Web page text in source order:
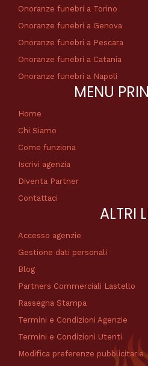
Onoranze funebri a Torino
Onoranze funebri a Genova
Onoranze funebri a Pescara
Onoranze funebri a Catania
Onoranze funebri a Napoli
MENU
Home
Chi Siamo
Come funziona
Iscrivi agenzia
Diventa Partner
Contattaci
ALTRI
Accesso agenzie
Gestione dati personali
Blog
Partners Commerciali Lastello
Rassegna Stampa
Termini e Condizioni Agenzie
Termini e Condizioni Utenti
Modifica preferenze pubblicitarie